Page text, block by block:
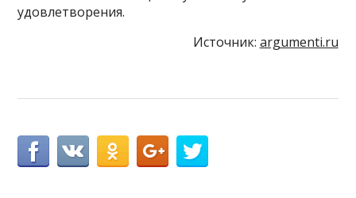
удовлетворения.
Источник: argumenti.ru